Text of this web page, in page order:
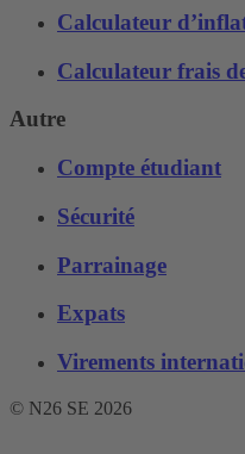
Calculateur
Calculateur frais
Autre
Compte étudiant
Sécurité
Parrainage
Expats
Virements
© N26 SE 2026